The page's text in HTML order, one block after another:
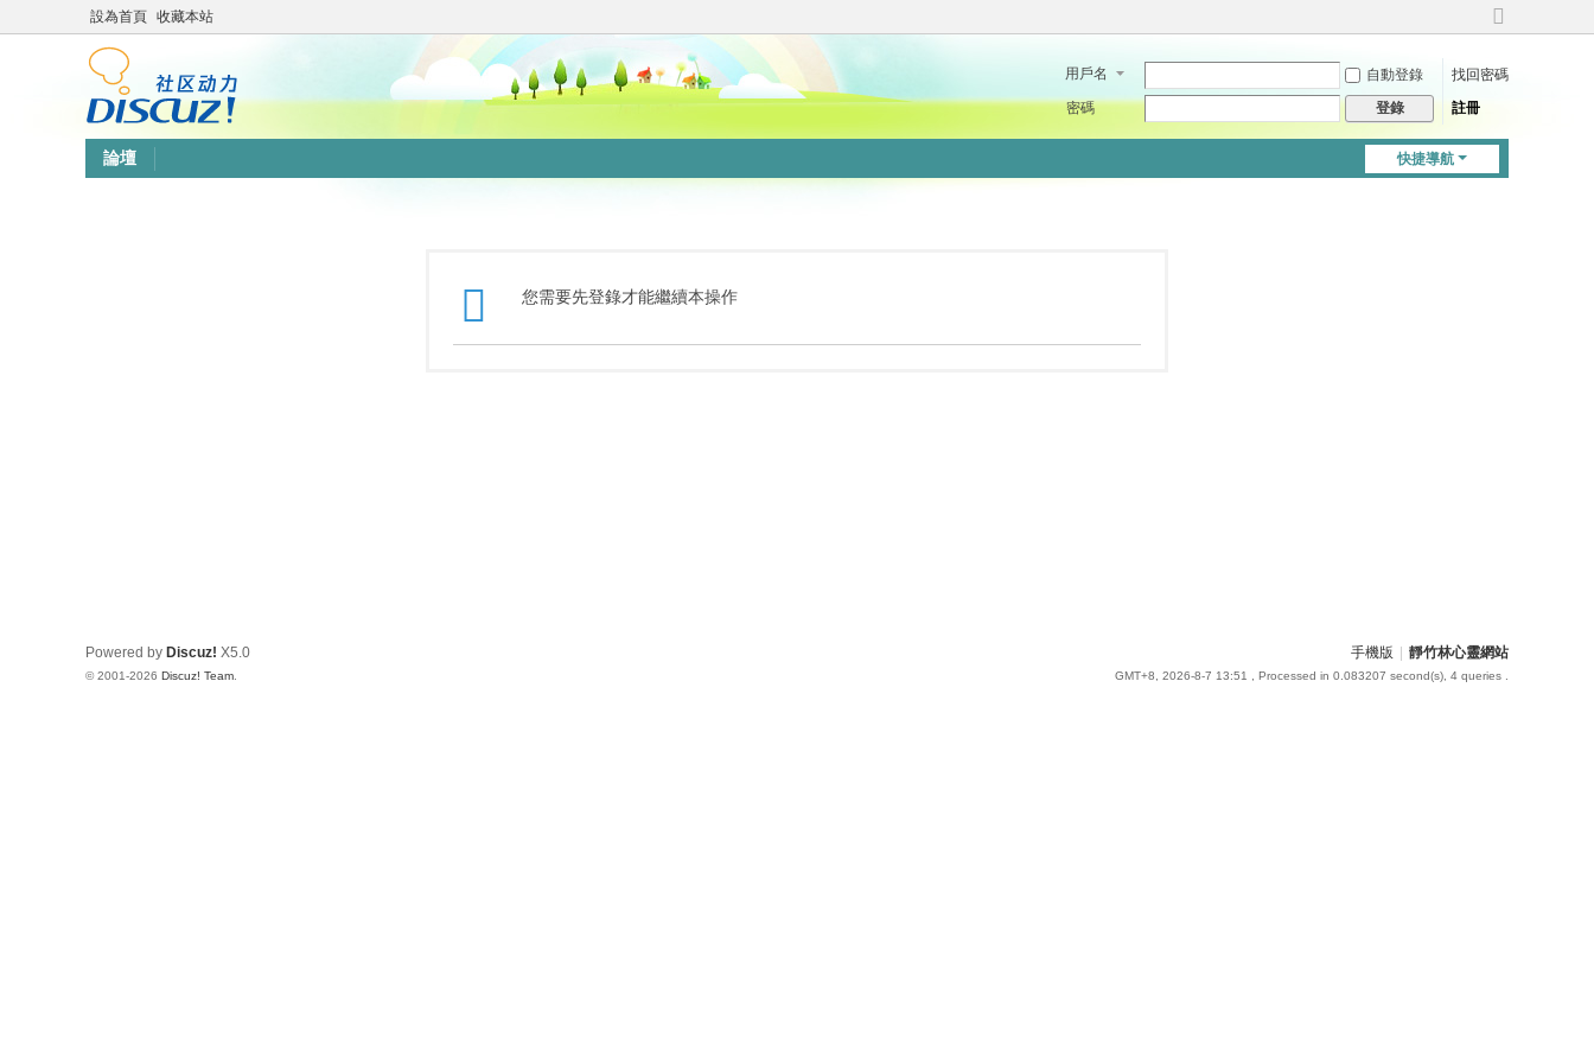
設為首頁 收藏本站
切
到
用戶名 自動登錄
找回密碼
密碼
登錄 註冊
快捷導航
論壇
您需要先登錄才能繼續本操作
手機版 靜竹林心靈網站
GMT+8, 2026-8-7 13:51 , Processed in 0.083207 second(s), 4 queries .
Powered by Discuz! X5.0
© 2001-2026 Discuz! Team